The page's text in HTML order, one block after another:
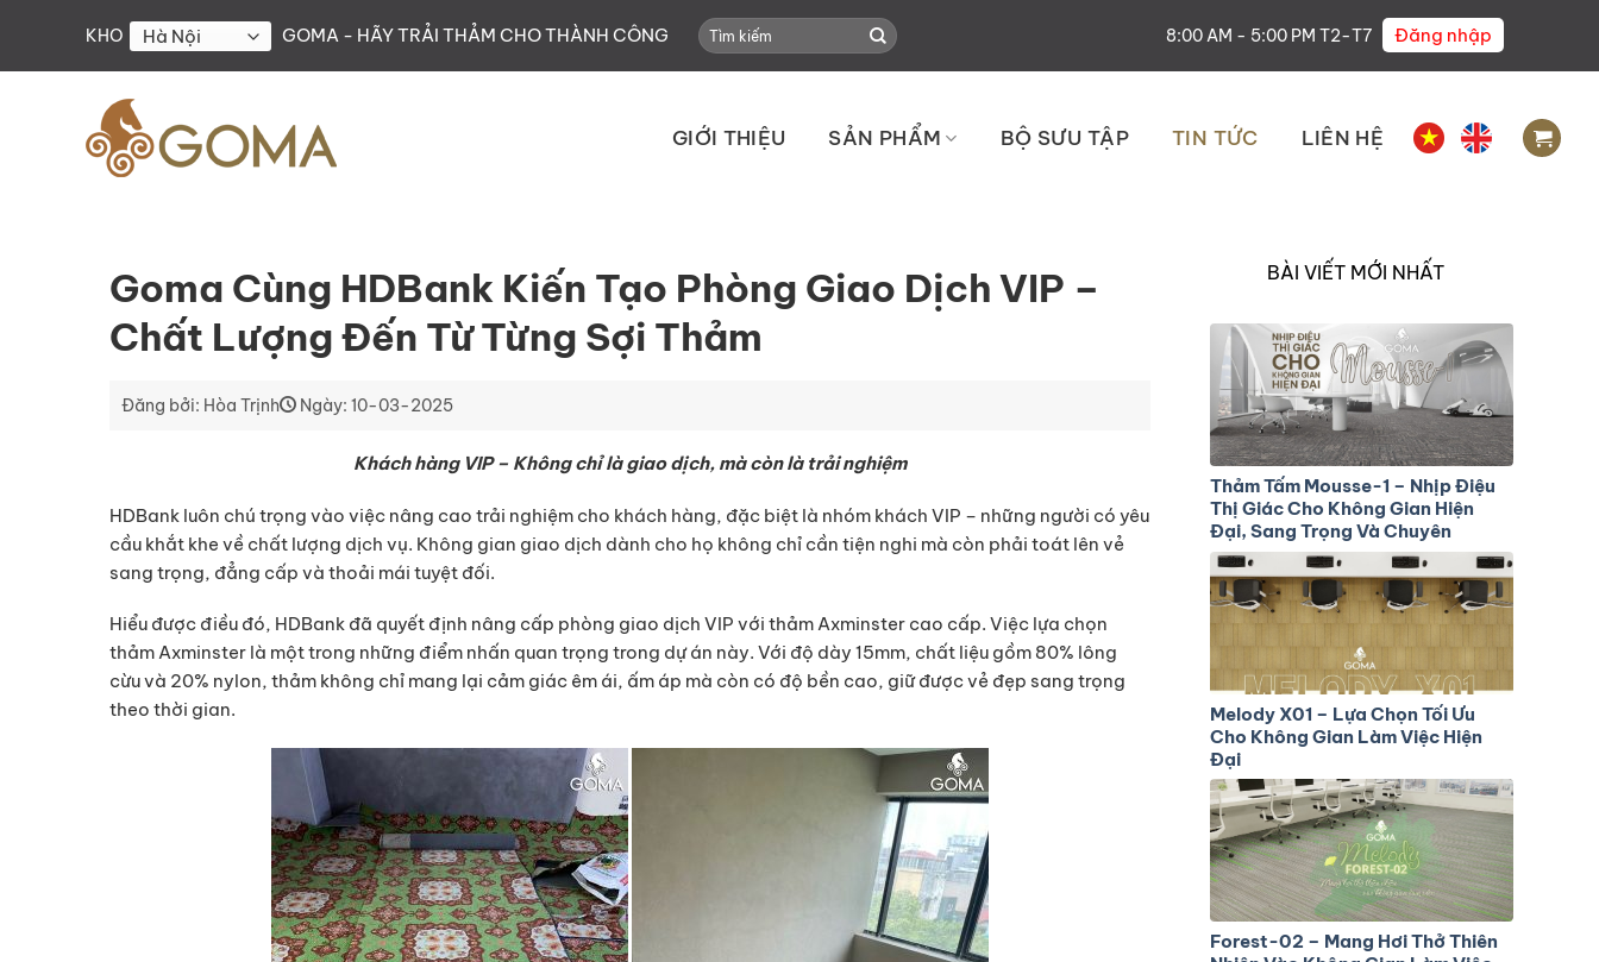
content
KHO GOMA - HÃY TRẢI THẢM CHO THÀNH CÔNG
Search
for:
8:00 AM - 5:00 PM T2-T7 Đăng nhập
GIỚI THIỆU SẢN PHẨM BỘ SƯU TẬP TIN TỨC LIÊN HỆ
Goma Cùng HDBank Kiến Tạo Phòng Giao Dịch VIP –
Chất Lượng Đến Từ Từng Sợi Thảm
Đăng bởi: Hòa Trịnh Ngày: 10-03-2025
Khách hàng VIP – Không chỉ là giao dịch, mà còn là trải nghiệm
HDBank luôn chú trọng vào việc nâng cao trải nghiệm cho khách hàng, đặc biệt là nhóm khách VIP – những người có yêu
cầu khắt khe về chất lượng dịch vụ. Không gian giao dịch dành cho họ không chỉ cần tiện nghi mà còn phải toát lên vẻ
sang trọng, đẳng cấp và thoải mái tuyệt đối.
Hiểu được điều đó, HDBank đã quyết định nâng cấp phòng giao dịch VIP với thảm Axminster cao cấp. Việc lựa chọn
thảm Axminster là một trong những điểm nhấn quan trọng trong dự án này. Với độ dày 15mm, chất liệu gồm 80% lông
cừu và 20% nylon, thảm không chỉ mang lại cảm giác êm ái, ấm áp mà còn có độ bền cao, giữ được vẻ đẹp sang trọng
theo thời gian.
BÀI VIẾT MỚI NHẤT
Thảm Tấm Mousse-1 – Nhịp Điệu
Thị Giác Cho Không Gian Hiện
Đại, Sang Trọng Và Chuyên
Nghiệp
Melody X01 – Lựa Chọn Tối Ưu
Cho Không Gian Làm Việc Hiện
Đại
Forest-02 – Mang Hơi Thở Thiên